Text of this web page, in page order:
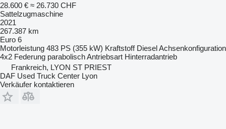
28.600 € ≈ 26.730 CHF
Sattelzugmaschine
2021
267.387 km
Euro 6
Motorleistung 483 PS (355 kW) Kraftstoff DieselAchsenkonfiguration
4x2 Federung parabolischAntriebsart Hinterradantrieb
Frankreich, LYON ST PRIEST
DAF Used Truck Center Lyon
Verkäufer kontaktieren